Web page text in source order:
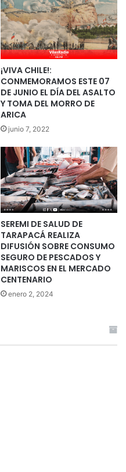
¡VIVA CHILE!:
CONMEMORAMOS ESTE 07
DE JUNIO EL DÍA DEL ASALTO
Y TOMA DEL MORRO DE
ARICA
junio 7, 2022
SEREMI DE SALUD DE
TARAPACÁ REALIZA
DIFUSIÓN SOBRE CONSUMO
SEGURO DE PESCADOS Y
MARISCOS EN EL MERCADO
CENTENARIO
enero 2, 2024